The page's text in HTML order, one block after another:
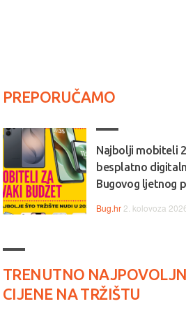
PREPORUČAMO
Najbolji mobiteli
besplatno
Bugovog ljetnog
Bug.hr 2. kolovoza
TRENUTNO
CIJENE NA TRŽIŠTU